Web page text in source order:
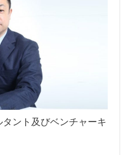
ント及びベンチャーキ